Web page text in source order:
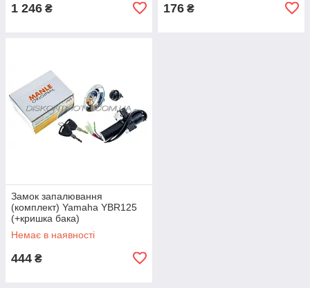
1 246 ₴ 176 ₴
Замок запалювання
(комплект) Yamaha YBR125
(+кришка бака)
Немає в наявності
444 ₴